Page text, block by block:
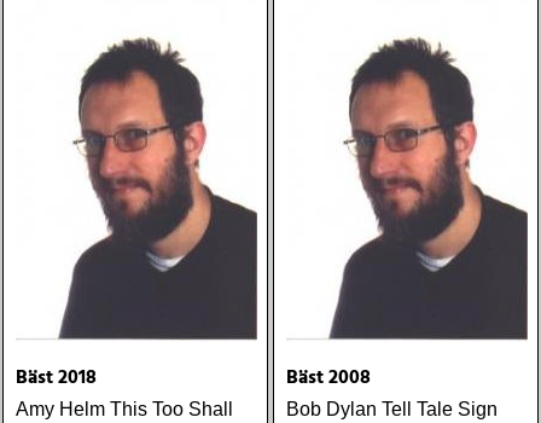
Bäst 2018
Amy Helm This Too Shall
Bäst 2008
Bob Dylan Tell Tale Sign